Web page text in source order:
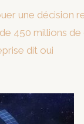
une décision
450 millions de
dit oui